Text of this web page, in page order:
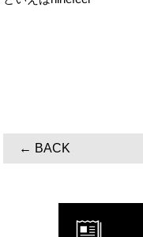
← BACK